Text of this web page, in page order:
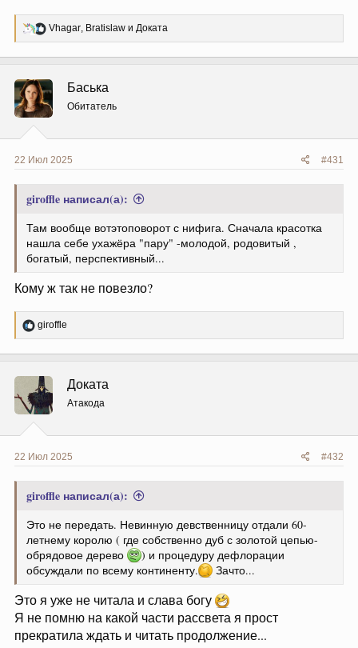
Р
ц
и
и
:
Vhagar Bratislaw и Доката
Баська
Обитатель
22 Июл 2025 #431
giroffle написал(а):
Там вообще вотэтоповорот с нифига. Сначала красотка
нашла себе ухажёра "пару" -молодой, родовитый ,
богатый, перспективный...
Кому ж так не повезло?
Р
ц
и
и
:
giroffle
Доката
Атакода
22 Июл 2025 #432
giroffle написал(а):
Это не передать. Невинную девственницу отдали 60-
летнему королю ( где собственно дуб с золотой цепью-
обрядовое дерево
) и процедуру дефлорации
обсуждали по всему континенту.
Зачто...
Это я уже не читала и слава богу
Я не помню на какой части рассвета я прост
прекратила ждать и читать продолжение...